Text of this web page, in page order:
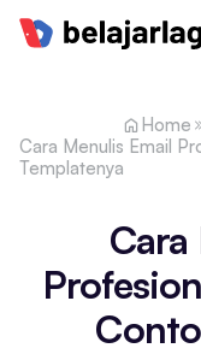
Home
Cara Menulis Email
Templatenya
Cara